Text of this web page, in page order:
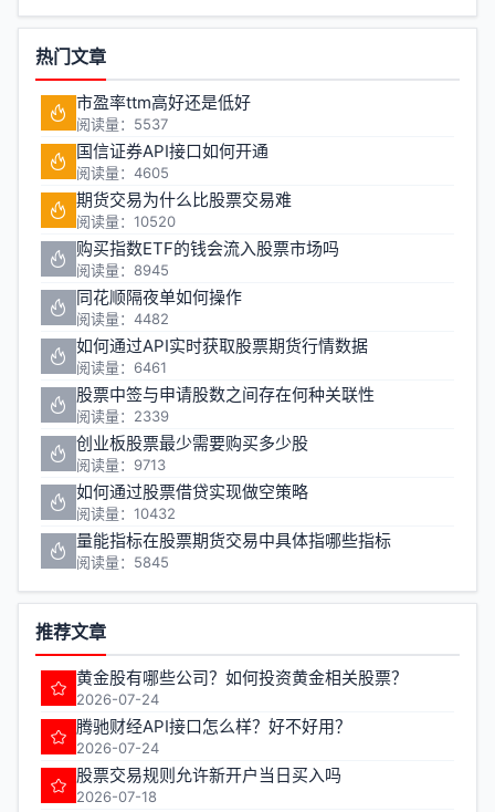
热门文章
市盈率ttm高好还是低好
阅读量：5537
国信证券API接口如何开通
阅读量：4605
期货交易为什么比股票交易难
阅读量：10520
购买指数ETF的钱会流入股票市场吗
阅读量：8945
同花顺隔夜单如何操作
阅读量：4482
如何通过API实时获取股票期货行情数据
阅读量：6461
股票中签与申请股数之间存在何种关联性
阅读量：2339
创业板股票最少需要购买多少股
阅读量：9713
如何通过股票借贷实现做空策略
阅读量：10432
量能指标在股票期货交易中具体指哪些指标
阅读量：5845
推荐文章
黄金股有哪些公司？如何投资黄金相关股票？
2026-07-24
腾驰财经API接口怎么样？好不好用？
2026-07-24
股票交易规则允许新开户当日买入吗
2026-07-18